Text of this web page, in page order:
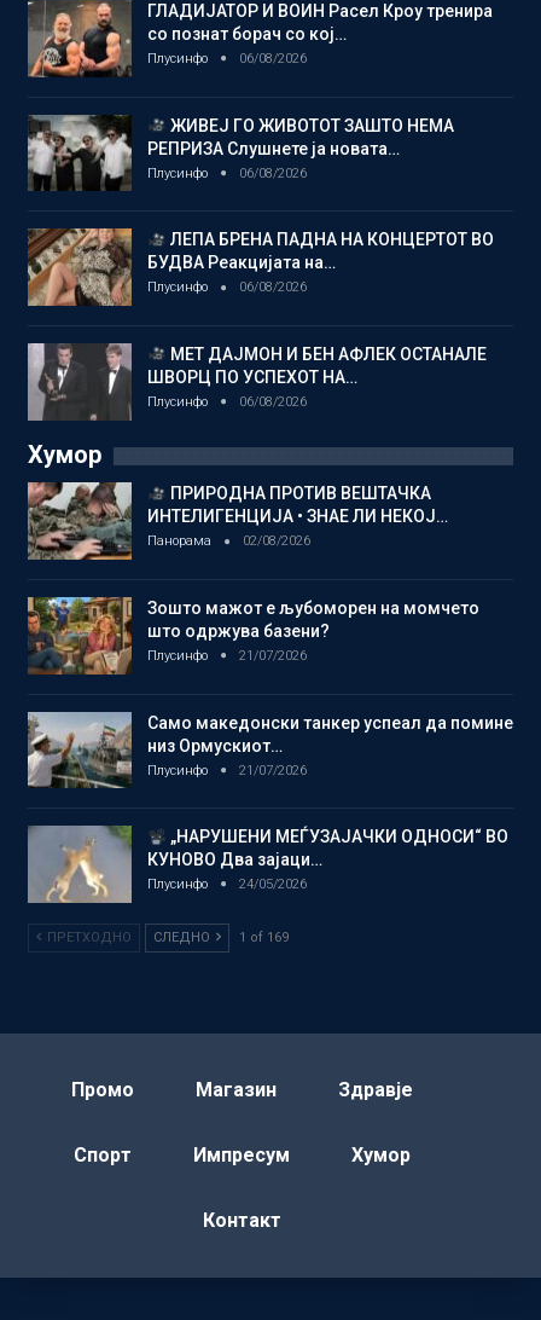
ГЛАДИЈАТОР И ВОИН Расел Кроу тренира
со познат борач со кој…
Плусинфо 06/08/2026
ЖИВЕЈ ГО ЖИВОТОТ ЗАШТО НЕМА
РЕПРИЗА Слушнете ја новата…
Плусинфо 06/08/2026
ЛЕПА БРЕНА ПАДНА НА КОНЦЕРТОТ ВО
БУДВА Реакцијата на…
Плусинфо 06/08/2026
МЕТ ДАЈМОН И БЕН АФЛЕК ОСТАНАЛЕ
ШВОРЦ ПО УСПЕХОТ НА…
Плусинфо 06/08/2026
Хумор
ПРИРОДНА ПРОТИВ ВЕШТАЧКА
ИНТЕЛИГЕНЦИЈА • ЗНАЕ ЛИ НЕКОЈ…
Панорама 02/08/2026
Зошто мажот е љубоморен на момчето
што одржува базени?
Плусинфо 21/07/2026
Само македонски танкер успеал да помине
низ Ормускиот…
Плусинфо 21/07/2026
„НАРУШЕНИ МЕЃУЗАЈАЧКИ ОДНОСИ“ ВО
КУНОВО Два зајаци…
Плусинфо 24/05/2026
ПРЕТХОДНО СЛЕДНО 1 of 169
Промо Магазин Здравје
Спорт Импресум Хумор
Контакт